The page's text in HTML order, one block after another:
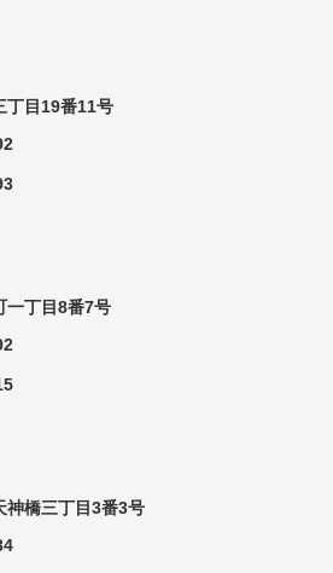
丁目19番11号
一丁目8番7号
神橋三丁目3番3号